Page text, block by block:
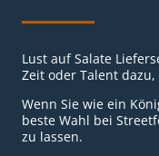
Lust auf Salate
Zeit oder Talent
Wenn Sie wie ein
beste Wahl bei
zu lassen.